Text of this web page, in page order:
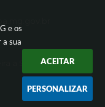
e os
a sua
ACEITAR
PERSONALIZAR
a Sexta-feira das